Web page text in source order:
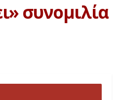
συνομιλία